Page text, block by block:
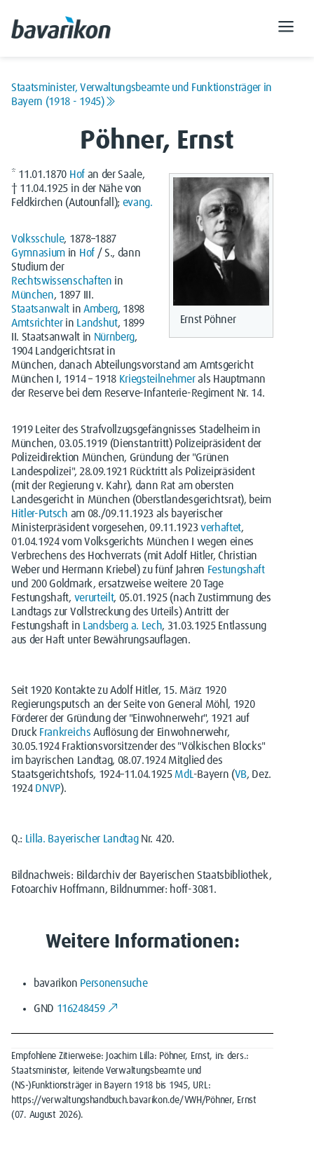
Staatsminister, Verwaltungsbeamte und Funktionsträger in
Bayern (1918 - 1945)
Pöhner, Ernst
Ernst Pöhner
* 11.01.1870 Hofan der Saale,
† 11.04.1925 in der Nähe von
Feldkirchen (Autounfall); evang.
Volksschule, 1878–1887
Gymnasium in Hof/ S., dann
Studium der
Rechtswissenschaften in
München, 1897 III.
Staatsanwalt in Amberg, 1898
Amtsrichterin Landshut, 1899
II. Staatsanwalt in Nürnberg,
1904 Landgerichtsrat in
München, danach Abteilungsvorstand am Amtsgericht
München I, 1914 – 1918 Kriegsteilnehmerals Hauptmann
der Reserve bei dem Reserve-Infanterie-Regiment Nr. 14.
1919 Leiter des Strafvollzugsgefängnisses Stadelheim in
München, 03.05.1919 (Dienstantritt) Polizeipräsident der
Polizeidirektion München, Gründung der "Grünen
Landespolizei", 28.09.1921 Rücktritt als Polizeipräsident
(mit der Regierung v. Kahr), dann Rat am obersten
Landesgericht in München (Oberstlandesgerichtsrat), beim
Hitler-Putsch am 08./09.11.1923 als bayerischer
Ministerpräsident vorgesehen, 09.11.1923verhaftet,
01.04.1924 vom Volksgerichts München I wegen eines
Verbrechens des Hochverrats (mit Adolf Hitler, Christian
Weber und Hermann Kriebel) zu fünf Jahren Festungshaft
und 200 Goldmark, ersatzweise weitere 20 Tage
Festungshaft, verurteilt, 05.01.1925 (nach Zustimmung des
Landtags zur Vollstreckung des Urteils) Antritt der
Festungshaft in
Landsberg a. Lech, 31.03.1925 Entlassung
aus der Haft unter Bewährungsauflagen.
Seit 1920 Kontakte zu Adolf Hitler, 15. März 1920
Regierungsputsch an der Seite von General Möhl, 1920
Förderer der Gründung der "Einwohnerwehr", 1921 auf
Druck Frankreichs Auflösung der Einwohnerwehr,
30.05.1924 Fraktionsvorsitzender des "Völkischen Blocks"
im bayrischen Landtag, 08.07.1924 Mitglied des
Staatsgerichtshofs, 1924–11.04.1925 MdL -Bayern (VB, Dez.
1924 DNVP).
Q.: Lilla. Bayerischer LandtagNr. 420.
Bildnachweis: Bildarchiv der Bayerischen Staatsbibliothek,
Fotoarchiv Hoffmann, Bildnummer: hoff-3081.
Weitere Informationen:
bavarikon Personensuche
GND 116248459
Empfohlene Zitierweise: Joachim Lilla: Pöhner, Ernst, in: ders.:
Staatsminister, leitende Verwaltungsbeamte und
(NS-)Funktionsträger in Bayern 1918 bis 1945, URL:
https://verwaltungshandbuch.bavarikon.de/VWH/Pöhner, Ernst
(07. August 2026).